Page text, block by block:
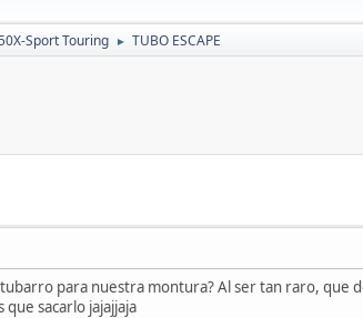
Sport Touring ► TUBO ESCAPE
para nuestra montura? Al ser tan raro, que
sacarlo jajajjaja